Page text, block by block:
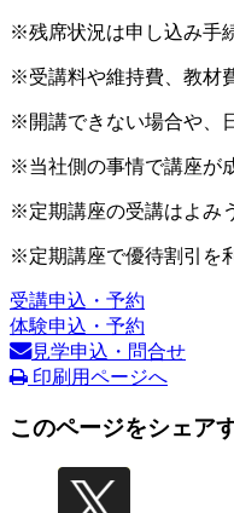
※残席状況は申し込み手
※受講料や維持費、教材
※開講できない場合や、
※当社側の事情で講座が
※定期講座の受講はよみ
※定期講座で優待割引を
受講申込・予約
体験申込・予約
見学申込・問合せ
印刷用ページへ
このページをシェア